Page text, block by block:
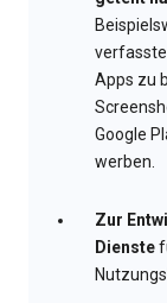
Apps zu
Google
werben.
Zur
Dienste